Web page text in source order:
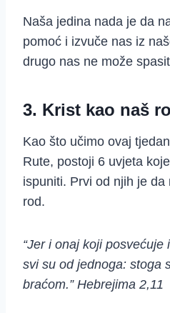
Naša jedina nada je da
pomoć i izvuče nas iz
drugo nas ne može
3. Krist kao naš
Kao što učimo ovaj
Rute, postoji 6 uvjeta
ispuniti. Prvi od njih je
rod.
“Jer i onaj koji posvećuje
svi su od jednoga: stoga
braćom.” Hebrejima 2,11